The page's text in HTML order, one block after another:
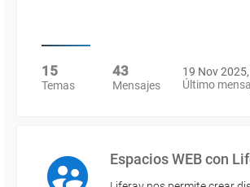
15
Temas
43
Mensajes
19 Nov
Último
Espacios WEB con